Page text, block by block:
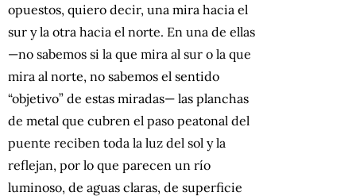
opuestos, quiero decir, una mira hacia el
sur y la otra hacia el norte. En una de ellas
—no sabemos si la que mira al sur o la que
mira al norte, no sabemos el sentido
“objetivo” de estas miradas— las planchas
de metal que cubren el paso peatonal del
puente reciben toda la luz del sol y la
reflejan, por lo que parecen un río
luminoso, de aguas claras, de superficie